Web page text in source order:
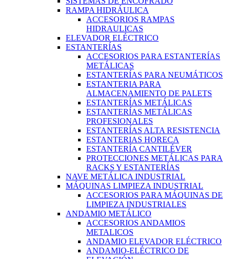
RAMPA HIDRÁULICA
ACCESORIOS RAMPAS
HIDRAULICAS
ELEVADOR ELÉCTRICO
ESTANTERÍAS
ACCESORIOS PARA ESTANTERÍAS
METÁLICAS
ESTANTERÍAS PARA NEUMÁTICOS
ESTANTERIA PARA
ALMACENAMIENTO DE PALETS
ESTANTERÍAS METÁLICAS
ESTANTERÍAS METÁLICAS
PROFESIONALES
ESTANTERÍAS ALTA RESISTENCIA
ESTANTERIAS HORECA
ESTANTERÍA CANTILÉVER
PROTECCIONES METÁLICAS PARA
RACKS Y ESTANTERÍAS
NAVE METÁLICA INDUSTRIAL
MÁQUINAS LIMPIEZA INDUSTRIAL
ACCESORIOS PARA MÁQUINAS DE
LIMPIEZA INDUSTRIALES
ANDAMIO METÁLICO
ACCESORIOS ANDAMIOS
METALICOS
ANDAMIO ELEVADOR ELÉCTRICO
ANDAMIO-ELÉCTRICO DE